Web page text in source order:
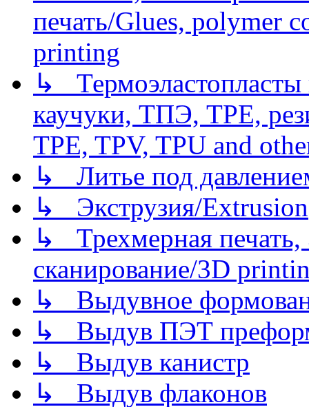
печать/Glues, polymer
printing
↳
каучуки, ТПЭ, TPE,
TPE, TPV, TPU and
↳ Литье под
↳ Экструзия/Extrusion
↳ Трехмерная
сканирование/3D
↳ Выдувное
↳ Выдув ПЭТ
↳ Выдув канистр
↳ Выдув флаконов